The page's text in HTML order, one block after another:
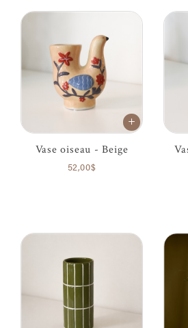
Vase oiseau - Beige
52,00$